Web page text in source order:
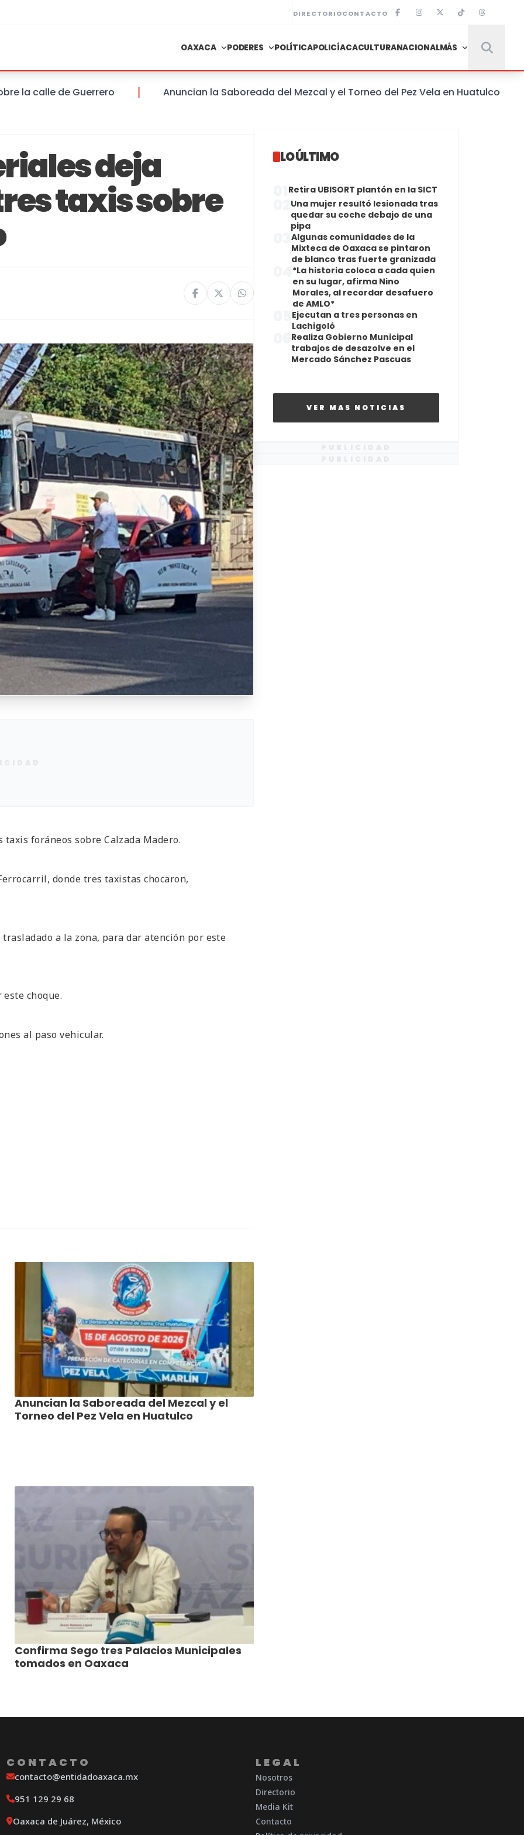
DIRECTORIOCONTACTO
OAXACA PODERES POLÍTICAPOLICÍACACULTURANACIONALMÁS
calle de Guerrero Anuncian la Saboreada del Mezcal y el Torneo del Pez Vela en Huatulco
deja
taxis sobre
foráneos sobre Calzada Madero.
donde tres taxistas chocaron,
a la zona, para dar atención por este
choque.
al paso vehicular.
Anuncian la Saboreada del Mezcal y el
Torneo del Pez Vela en Huatulco
Confirma Sego tres Palacios Municipales
tomados en Oaxaca
LO ÚLTIMO
Retira UBISORT plantón en la SICT
Una mujer resultó lesionada tras
quedar su coche debajo de una
pipa
Algunas comunidades de la
Mixteca de Oaxaca se pintaron
de blanco tras fuerte granizada
*La historia coloca a cada quien
en su lugar, afirma Nino
Morales, al recordar desafuero
de AMLO*
Ejecutan a tres personas en
Lachigoló
Realiza Gobierno Municipal
trabajos de desazolve en el
Mercado Sánchez Pascuas
VER MAS NOTICIAS
CONTACTO
contacto@entidadoaxaca.mx
951 129 29 68
Oaxaca de Juárez, México
LEGAL
Nosotros
Directorio
Media Kit
Contacto